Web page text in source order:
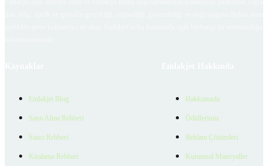
Emlakjet Blog
Satın Alma Rehberi
Satıcı Rehberi
Kiralama Rehberi
Hakkımızda
Ödüllerimiz
Reklam Çözümleri
Kurumsal Materyaller